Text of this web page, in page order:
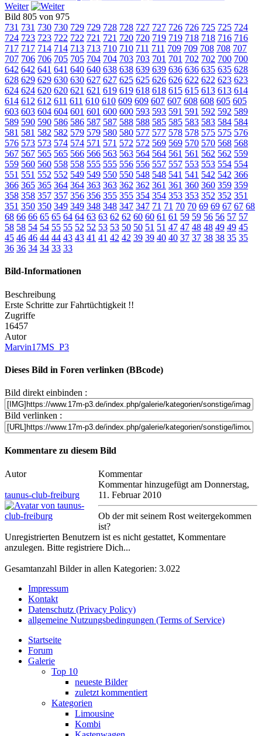
Weiter
Bild 805 von 975
731 731 730 730 729 729 728 728 727 727 726 726 725 725 724
724 723 723 722 722 721 721 720 720 719 719 718 718 716 716
717 717 714 714 713 713 710 710 711 711 709 709 708 708 707
707 706 706 705 705 704 704 703 703 701 701 702 702 700 700
642 642 641 641 640 640 638 638 639 639 636 636 635 635 628
628 629 629 630 630 627 627 625 625 626 626 622 622 623 623
624 624 620 620 621 621 619 619 618 618 615 615 613 613 614
614 612 612 611 611 610 610 609 609 607 607 608 608 605 605
603 603 604 604 601 601 600 600 593 593 591 591 592 592 589
589 590 590 586 586 587 587 588 588 585 585 583 583 584 584
581 581 582 582 579 579 580 580 577 577 578 578 575 575 576
576 573 573 574 574 571 571 572 572 569 569 570 570 568 568
567 567 565 565 566 566 563 563 564 564 561 561 562 562 559
559 560 560 558 558 555 555 556 556 557 557 553 553 554 554
551 551 552 552 549 549 550 550 548 548 541 541 542 542 366
366 365 365 364 364 363 363 362 362 361 361 360 360 359 359
358 358 357 357 356 356 355 355 354 354 353 353 352 352 351
351 350 350 349 349 348 348 347 347 71 71 70 70 69 69 67 67 68
68 66 66 65 65 64 64 63 63 62 62 60 60 61 61 59 59 56 56 57 57
58 58 54 54 55 55 52 52 53 53 50 50 51 51 47 47 48 48 49 49 45
45 46 46 44 44 43 43 41 41 42 42 39 39 40 40 37 37 38 38 35 35
36 36 34 34 33 33
Bild-Informationen
Beschreibung
Erste Schritte zur Fahrtüchtigkeit !!
Zugriffe
16457
Autor
Marvin17MS_P3
Dieses Bild in Foren verlinken (BBcode)
Bild direkt einbinden :
Bild verlinken :
Kommentare zu diesem Bild
Autor Kommentar
taunus-club-freiburg
Kommentar hinzugefügt am Donnerstag,
11. Februar 2010
Ob der mit seinem Rost weitergekommen
ist?
Unregistrierten Benutzern ist es nicht gestattet, Kommentare
anzulegen. Bitte registriere Dich...
Gesamtanzahl Bilder in allen Kategorien: 3.022
Impressum
Kontakt
Datenschutz (Privacy Policy)
allgemeine Nutzungsbedingungen (Terms of Service)
Startseite
Forum
Galerie
Top 10
neueste Bilder
zuletzt kommentiert
Kategorien
Limousine
Kombi